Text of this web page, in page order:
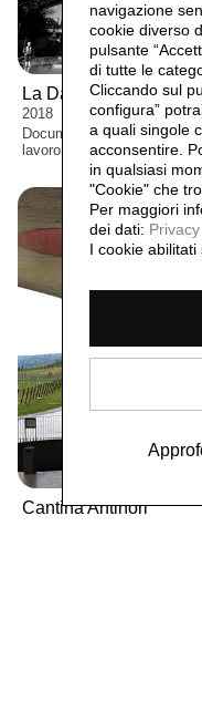
La Darsena di Milano,
2018
Documentazione di un
lavoro pubblico
Cantina Antinori
navigazione
cookie diverso
pulsante
di tutte le
Cliccando sul
configura”
a quali singole
acconsentire.
in qualsiasi
"Cookie" che
Per maggiori
dei dati:
I cookie abilitati